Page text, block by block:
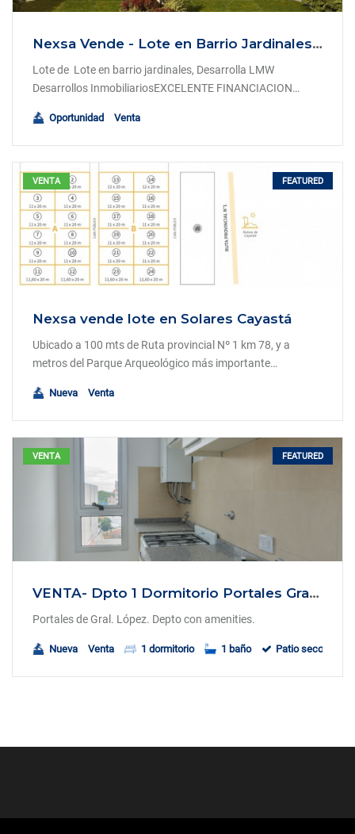
Nexsa Vende - Lote en Barrio Jardinales 300 mt2 - Ciudad de Esperanza.
Lote de Lote en barrio jardinales, Desarrolla LMW
Desarrollos InmobiliariosEXCELENTE FINANCIACION…
Oportunidad Venta
FEATURED
VENTA
Nexsa vende lote en Solares Cayastá
Ubicado a 100 mts de Ruta provincial Nº 1 km 78, y a
metros del Parque Arqueológico más importante…
Nueva Venta
FEATURED
VENTA
VENTA- Dpto 1 Dormitorio Portales Gral Lopez
Portales de Gral. López. Depto con amenities.
Nueva Venta 1 dormitorio 1 baño Patio seco